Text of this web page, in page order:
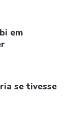
em
se tivesse